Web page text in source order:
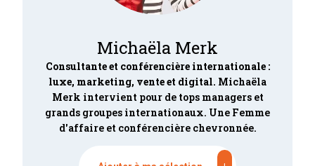
Michaëla Merk
Consultante et conférencière internationale :
luxe, marketing, vente et digital. Michaëla
Merk intervient pour de tops managers et
grands groupes internationaux. Une Femme
d'affaire et conférencière chevronnée.